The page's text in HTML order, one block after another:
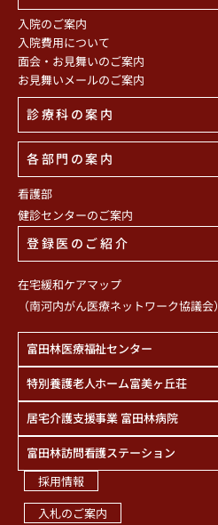
入院のご案内
入院費用について
面会・お見舞いのご案内
お見舞いメールのご案内
診療科の案内
各部門の案内
看護部
健診センターのご案内
登録医のご紹介
在宅緩和ケアマップ
（南河内がん医療ネットワーク協議会）
富田林医療福祉センター
特別養護老人ホーム富美ヶ丘荘
居宅介護支援事業 富田林病院
富田林訪問看護ステーション
採用情報
入札のご案内